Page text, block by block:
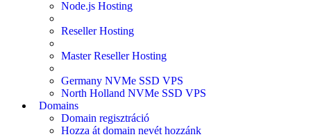
Node.js Hosting
Reseller Hosting
Master Reseller Hosting
Germany NVMe SSD VPS
North Holland NVMe SSD VPS
Domains
Domain regisztráció
Hozza át domain nevét hozzánk